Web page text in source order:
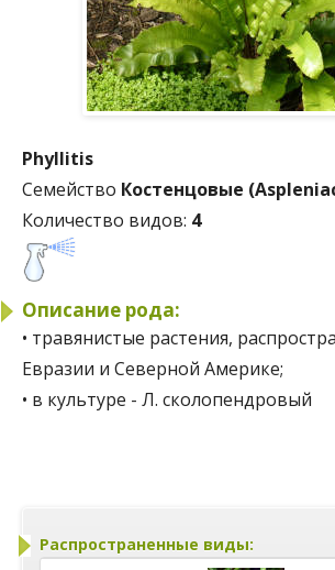
Phyllitis
Семейство Костенцовые
Количество видов: 4
Описание рода:
• травянистые растения,
Евразии и Северной Америке;
• в культуре - Л. сколопендровый
Распространенные виды: